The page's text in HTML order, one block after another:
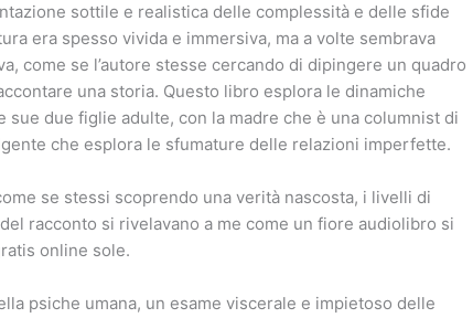
sottile e realistica delle complessità e delle sfide
era spesso vivida e immersiva, ma a volte sembrava
come se l’autore stesse cercando di dipingere un quadro
una storia. Questo libro esplora le dinamiche
sue due figlie adulte, con la madre che è una columnist di
che esplora le sfumature delle relazioni imperfette.
se stessi scoprendo una verità nascosta, i livelli di
racconto si rivelavano a me come un fiore audiolibro si
online sole.
psiche umana, un esame viscerale e impietoso delle